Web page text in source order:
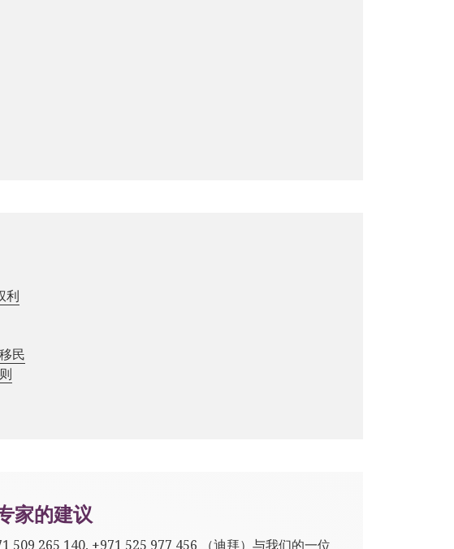
利
民
家的建议
509 265 140, +971 525 977 456 （迪拜）与我们的一位